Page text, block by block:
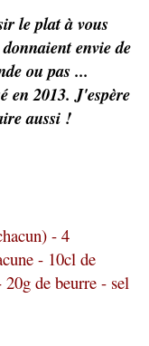
le plat à vous
envie de
ou pas ...
en 2013. J'espère
aussi !
- 4
- 10cl de
de beurre - sel